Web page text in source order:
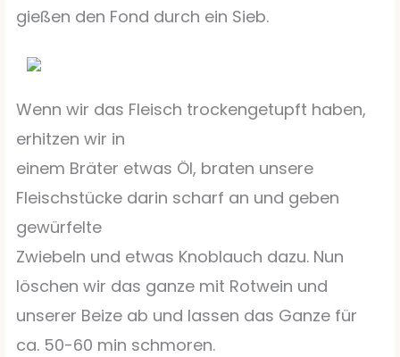
gießen den Fond durch ein Sieb.
Wenn wir das Fleisch trockengetupft haben,
erhitzen wir in
einem Bräter etwas Öl, braten unsere
Fleischstücke darin scharf an und geben
gewürfelte
Zwiebeln und etwas Knoblauch dazu. Nun
löschen wir das ganze mit Rotwein und
unserer Beize ab und lassen das Ganze für
ca. 50-60 min schmoren.